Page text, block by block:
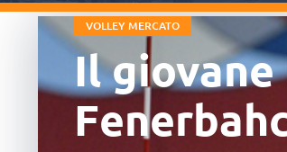
VOLLEY MERCATO
Il giovane